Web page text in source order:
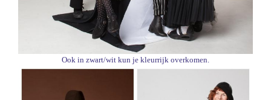
Ook in zwart/wit kun je kleurrijk overkomen.